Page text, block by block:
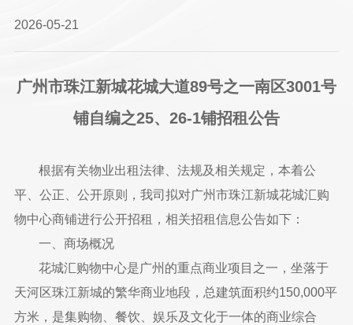
2026-05-21
广州市珠江新城花城大道89号之一南区3001号
铺自编之25、26-1铺招租公告
根据有关物业出租法律、法规及相关规定，本着公
平、公正、公开原则，我司拟对广州市珠江新城花城汇购
物中心商铺进行公开招租，相关招租信息公告如下：
一、商场概况
花城汇购物中心是广州的重点商业项目之一，坐落于
天河区珠江新城的繁华商业地段，总建筑面积约150,000平
方米，是集购物、餐饮、娱乐及文化于一体的商业综合